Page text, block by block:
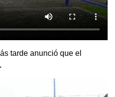
tarde anunció que el